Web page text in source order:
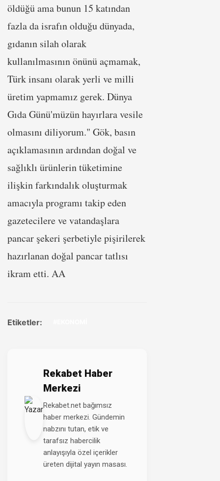
öldüğü ama bunun 15 katından
fazla da israfın olduğu dünyada,
gıdanın silah olarak
kullanılmasının önünü açmamak,
Türk insanı olarak yerli ve milli
üretim yapmamız gerek. Dünya
Gıda Günü'müzün hayırlara vesile
olmasını diliyorum." Gök, basın
açıklamasının ardından doğal ve
sağlıklı ürünlerin tüketimine
ilişkin farkındalık oluşturmak
amacıyla programı takip eden
gazetecilere ve vatandaşlara
pancar şekeri şerbetiyle pişirilerek
hazırlanan doğal pancar tatlısı
ikram etti. AA
Etiketler:
Rekabet Haber
Merkezi
Rekabet.net bağımsız
haber merkezi. Gündemin
nabzını tutan, etik ve
tarafsız habercilik
anlayışıyla özel içerikler
üreten dijital yayın masası.